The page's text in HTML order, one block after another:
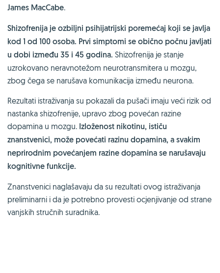
James MacCabe.
Shizofrenija je ozbiljni psihijatrijski poremećaj koji se javlja
kod 1 od 100 osoba. Prvi simptomi se obično počnu javljati
u dobi između 35 i 45 godina. Shizofrenija je stanje
uzrokovano neravnotežom neurotransmitera u mozgu,
zbog čega se narušava komunikacija između neurona.
Rezultati istraživanja su pokazali da pušači imaju veći rizik od
nastanka shizofrenije, upravo zbog povećan razine
dopamina u mozgu. Izloženost nikotinu, ističu
znanstvenici, može povećati razinu dopamina, a svakim
neprirodnim povećanjem razine dopamina se narušavaju
kognitivne funkcije.
Znanstvenici naglašavaju da su rezultati ovog istraživanja
preliminarni i da je potrebno provesti ocjenjivanje od strane
vanjskih stručnih suradnika.